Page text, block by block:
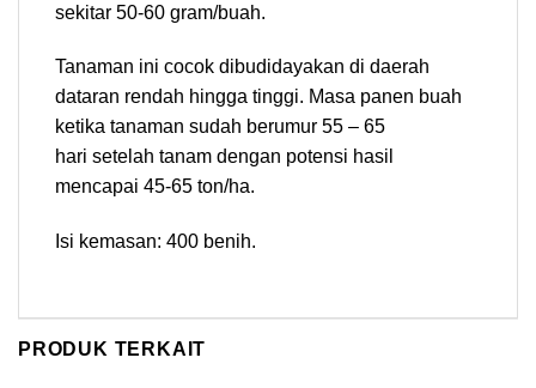
sekitar 50-60 gram/buah.
Tanaman ini cocok dibudidayakan di daerah
dataran rendah hingga tinggi. Masa panen buah
ketika tanaman sudah berumur 55 – 65
hari setelah tanam dengan potensi hasil
mencapai 45-65 ton/ha.
Isi kemasan: 400 benih.
PRODUK TERKAIT